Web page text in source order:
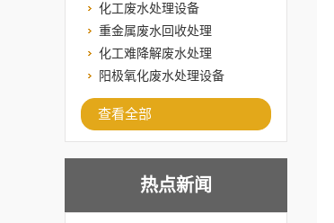
化工废水处理设备
重金属废水回收处理
化工难降解废水处理
阳极氧化废水处理设备
查看全部
热点新闻